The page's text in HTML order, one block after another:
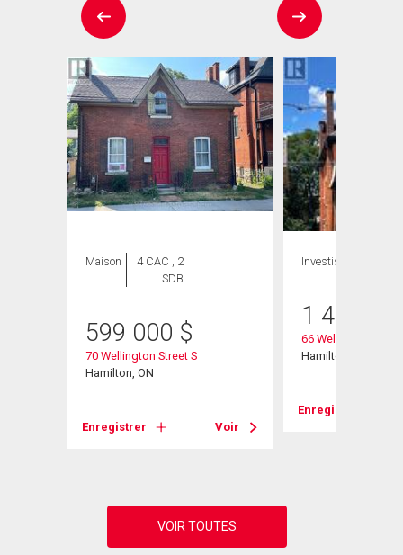
Maison
4 CAC , 2
SDB
599 000 $
70 Wellington Street S
Hamilton, ON
Enregistrer Voir
Investissement
1 499
66 Wellington
Hamilton, ON
Enregistrer